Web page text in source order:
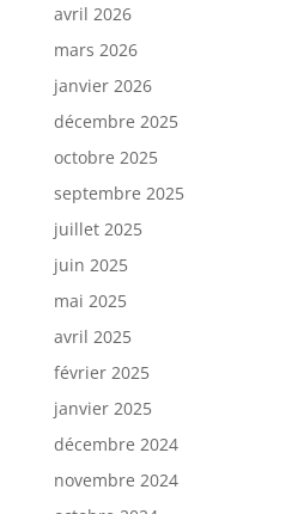
avril 2026
mars 2026
janvier 2026
décembre 2025
octobre 2025
septembre 2025
juillet 2025
juin 2025
mai 2025
avril 2025
février 2025
janvier 2025
décembre 2024
novembre 2024